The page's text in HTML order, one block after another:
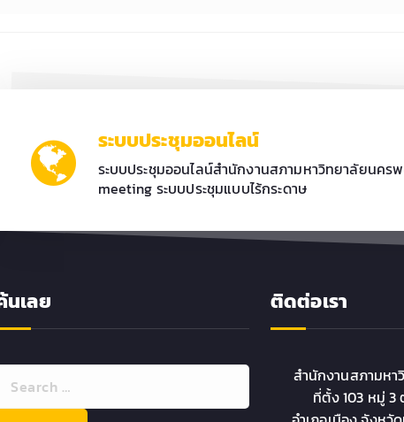
ระบบประชุมออนไลน์
ระบบประชุมออนไลน์สำนักงานสภามหาวิทยาลัยนคร
meeting ระบบประชุมแบบไร้กระดาษ
นเลย ติดต่อเรา
สำนักงานสภามห
ที่ตั้ง 103 หมู่ 3